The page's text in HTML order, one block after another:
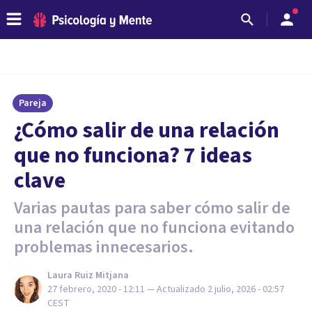
Pareja
¿Cómo salir de una relación
que no funciona? 7 ideas
clave
Varias pautas para saber cómo salir de
una relación que no funciona evitando
problemas innecesarios.
Laura Ruiz Mitjana
27 febrero, 2020 - 12:11 — Actualizado 2 julio, 2026 - 02:57
CEST